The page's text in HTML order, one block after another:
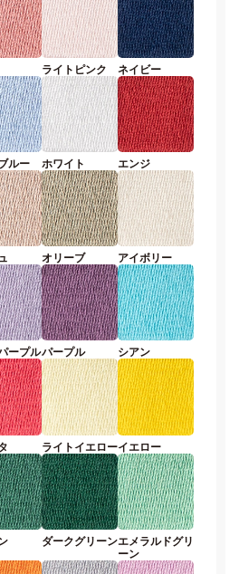
ライトピンク ネイビー
ルー ホワイト エンジ
オリーブ アイボリー
ープルパープル シアン
ライトイエローイエロー
ダークグリーンエメラルドグリ
ーン